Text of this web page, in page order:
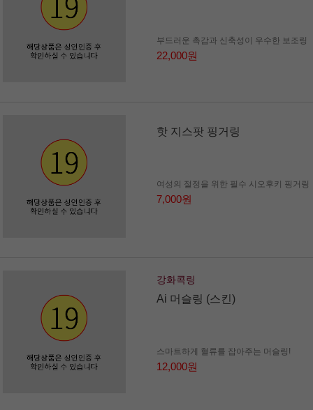
부드러운 촉감과 신축성이 우수한 보조링
22,000원
핫 지스팟 핑거링
여성의 절정을 위한 필수 시오후키 핑거링
7,000원
강화콕링
Ai 머슬링 (스킨)
스마트하게 혈류를 잡아주는 머슬링!
12,000원